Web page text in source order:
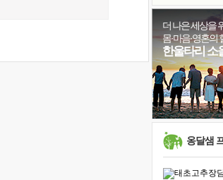
꿈이 실제가
'말 타는 법'
졸업식 사
보고 싶은
못된 꼰대
거울 속의 나
#극복
#사람
#건강
#바이
#삶
#경험 #
#유튜브
#선
#비전캠프
#
더 나은 세상을
몸·마음·영혼의
한울타리 소
옹달샘